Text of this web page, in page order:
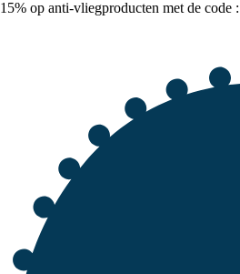
15% op anti-vliegproducten met de code :